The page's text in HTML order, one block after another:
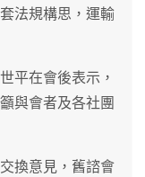
法規構思，運輸
平在會後表示，
與會者及各社團
換意見，舊諮會